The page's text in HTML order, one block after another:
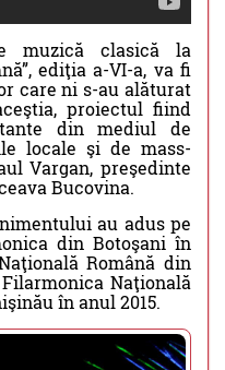
muzică clasică la
ediţia a-VI-a, va fi
care ni s-au alăturat
proiectul fiind
din mediul de
locale şi de mass-
Vargan, preşedinte
Bucovina.
au adus pe
din Botoşani în
Română din
Naţională
în anul 2015.